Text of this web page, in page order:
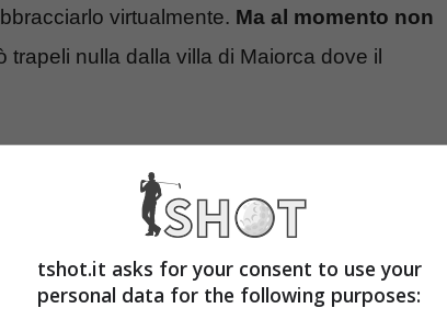
virtualmente. Ma al momento non
trapeli nulla dalla villa di Maiorca dove il
il quarto titolo mondiale
Schumacher è ricordare i suoi trionfi su
veniva soprannominato in carriera. Ad
un anniversario importante, di
tshot.it asks for your consent to use your
personal data for the following purposes: